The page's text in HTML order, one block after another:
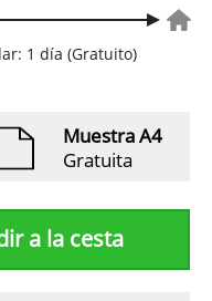
1 día (Gratuito)
Muestra A4
Gratuita
a la cesta